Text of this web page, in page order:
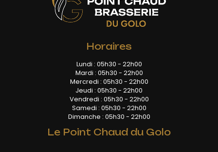
Horaires
Lundi : 05h30 - 22h00
Mardi : 05h30 - 22h00
Mercredi : 05h30 - 22h00
Jeudi : 05h30 - 22h00
Vendredi : 05h30 - 22h00
Samedi : 05h30 - 22h00
Dimanche : 05h30 - 22h00
Le Point Chaud du Golo